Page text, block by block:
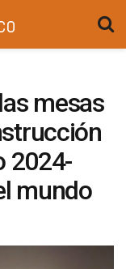
mesas
2024-
mundo